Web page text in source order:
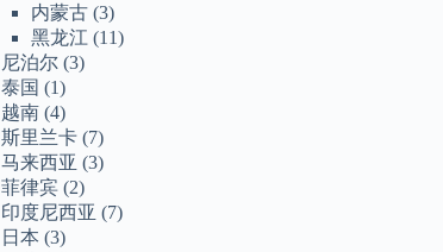
内蒙古 (3)
黑龙江 (11)
尼泊尔 (3)
泰国 (1)
越南 (4)
斯里兰卡 (7)
马来西亚 (3)
菲律宾 (2)
印度尼西亚 (7)
日本 (3)